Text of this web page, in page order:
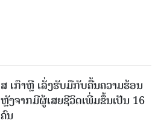
ສ ເກົາຫຼີ ເລັ່ງຮັບມືກັບຄື້ນຄວາມຮ້ອນ
ຫຼັງຈາກມີຜູ້ເສຍຊີວິດເພີ່ມຂຶ້ນເປັນ 16
ຄົນ